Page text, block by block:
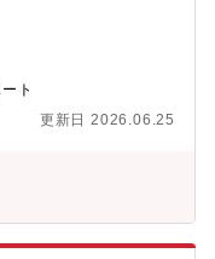
ルゴリズム(信号処
ムへの実装・TDKデバ
of Concept)の開
TDK
、成長領域への戦略
システム化し統合
ーチを強化しなが
への挑戦も推進してい
載ソフトやシステム・
ト
更新日 2026.06.25